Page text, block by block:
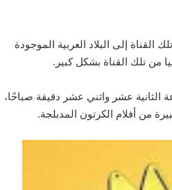
إلى البلاد العربية الموجودة
من تلك القناة بشكل كبير.
مصر العربية الساعة الثانية عشر واثني عشر دقيقة صباحًا،
من أفلام الكرتون المدبلجة.